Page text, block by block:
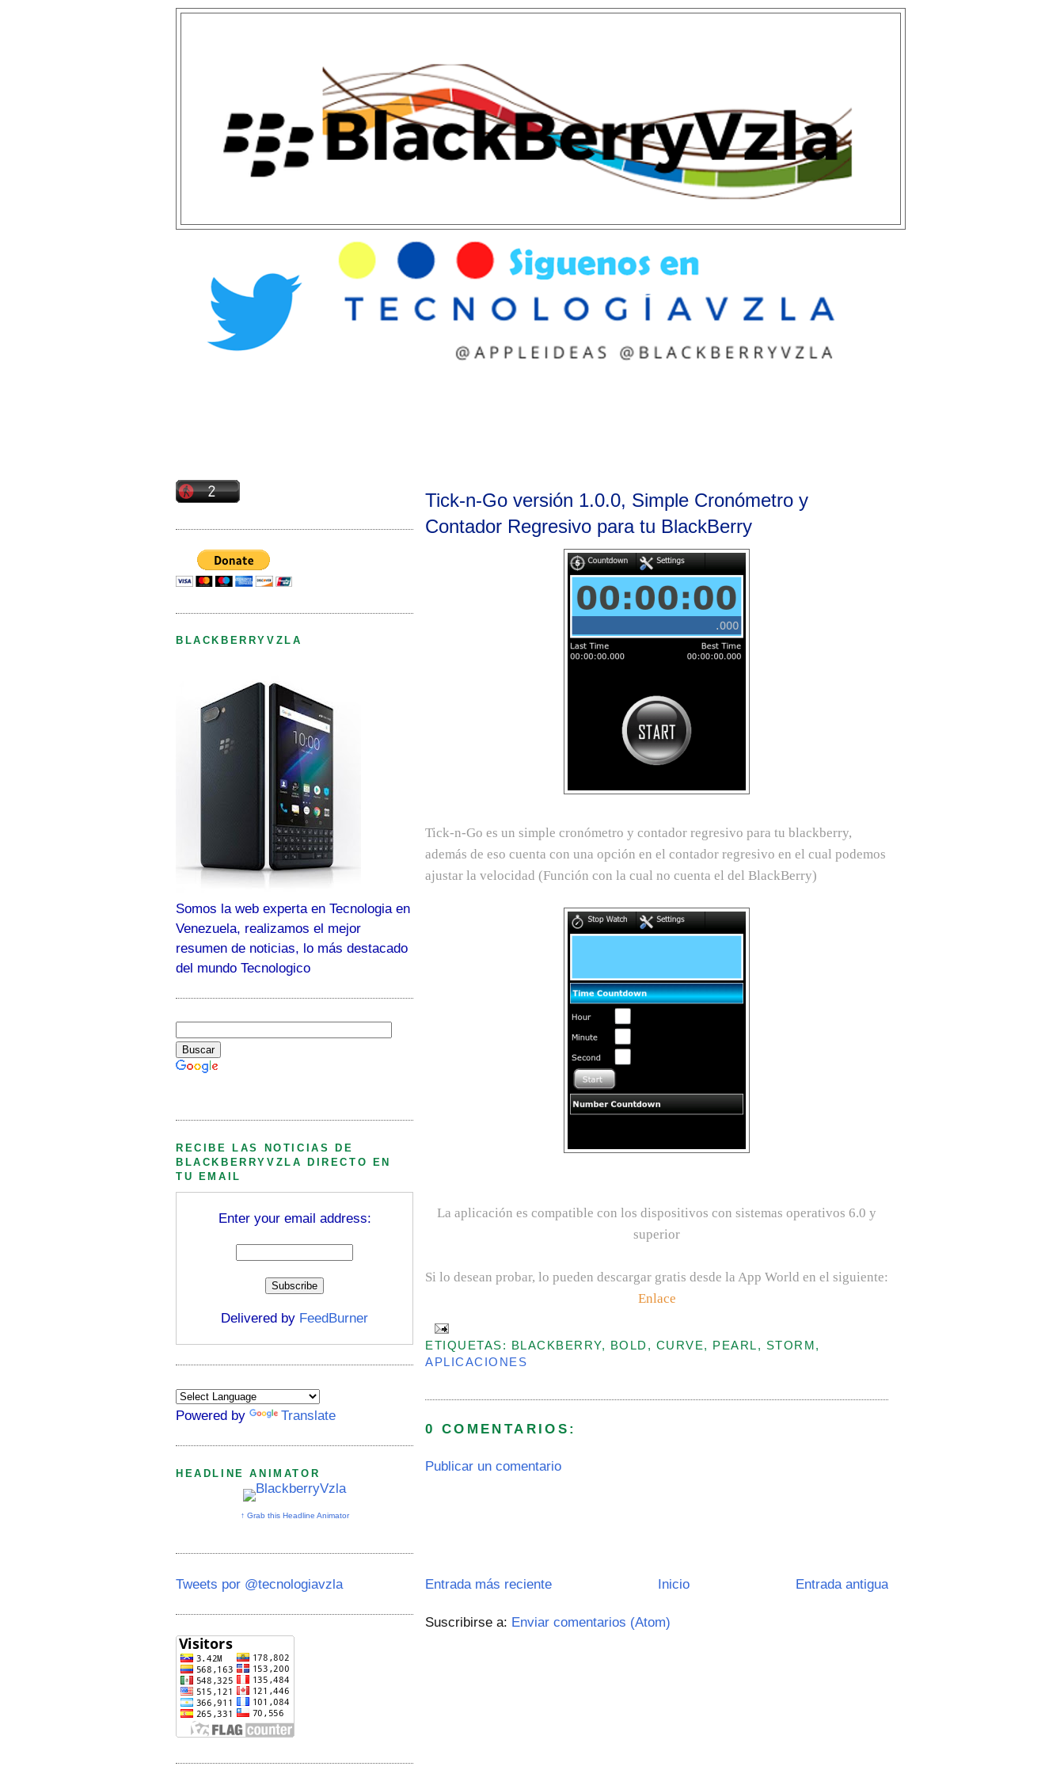
Tick-n-Go versión 1.0.0, Simple Cronómetro y
Contador Regresivo para tu BlackBerry
Tick-n-Go es un simple cronómetro y contador regresivo para tu blackberry,
además de eso cuenta con una opción en el contador regresivo en el cual podemos
ajustar la velocidad (Función con la cual no cuenta el del BlackBerry)
La aplicación es compatible con los dispositivos con sistemas operativos 6.0 y
superior
Si lo desean probar, lo pueden descargar gratis desde la App World en el siguiente:
Enlace
ETIQUETAS: BLACKBERRY, BOLD, CURVE, PEARL, STORM,
APLICACIONES
0 COMENTARIOS:
Publicar un comentario
Entrada más reciente Entrada antigua
Inicio
Suscribirse a: Enviar comentarios (Atom)
BLACKBERRYVZLA
Somos la web experta en Tecnologia en
Venezuela, realizamos el mejor
resumen de noticias, lo más destacado
del mundo Tecnologico
RECIBE LAS NOTICIAS DE
BLACKBERRYVZLA DIRECTO EN
TU EMAIL
Enter your email address:
Delivered by FeedBurner
Powered by Translate
HEADLINE ANIMATOR
↑ Grab this Headline Animator
Tweets por @tecnologiavzla